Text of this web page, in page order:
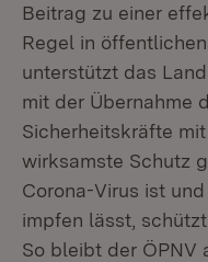
Beitrag zu einer
Regel in
unterstützt das
mit der Übernahme
Sicherheitskräfte
wirksamste Schutz
Corona-Virus ist
impfen lässt,
So bleibt der ÖPNV